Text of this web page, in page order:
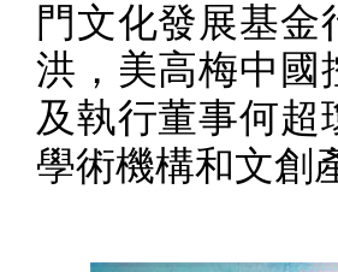
門文化發展基
洪，美⾼梅中國
及執⾏董事何超
學術機構和文創